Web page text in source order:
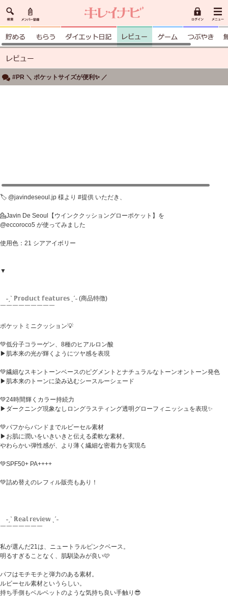
#PR ＼ ポケットサイズが便利✨ ／
🏷️ @javindeseoul.jp 様より #提供 いただき、
💁Javin De Seoul【ウインククッショングローポケット】を
@eccoroco5 が使ってみました
使用色：21 シアアイボリー
▼
˗ˏˋ ℙ𝕣𝕠𝕕𝕦𝕔𝕥 𝕗𝕖𝕒𝕥𝕦𝕣𝕖𝕤 ˎˊ˗ (商品特徴)
￣￣￣￣￣￣￣￣￣
ポケットミニクッション💡
💚低分子コラーゲン、8種のヒアルロン酸
▶︎肌本来の光が輝くようにツヤ感を表現
💚繊細なスキントーンベースのピグメントとナチュラルなトーンオントーン発色
▶︎肌本来のトーンに染み込むシースルーシェード
💚24時間輝くカラー持続力
▶︎ダークニング現象なしロングラスティング透明グローフィニッシュを表現✨
💚パフからバンドまでルビーセル素材
▶︎お肌に潤いをいきいきと伝える柔軟な素材。
やわらかい弾性感が、より薄く繊細な密着力を実現💪
💚SPF50+ PA++++
💚詰め替えのレフィル販売もあり！
˗ˏˋ ℝ𝕖𝕒𝕝 𝕣𝕖𝕧𝕚𝕖𝕨 ˎˊ˗
￣￣￣￣￣￣￣
私が選んだ21は、ニュートラルピンクベース。
明るすぎることなく、肌馴染みが良い🩷
パフはモチモチと弾力のある素材。
ルビーセル素材というらしい。
持ち手側もベルベットのような気持ち良い手触り😎